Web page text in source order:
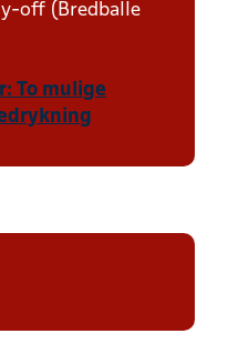
off (Bredballe
To mulige